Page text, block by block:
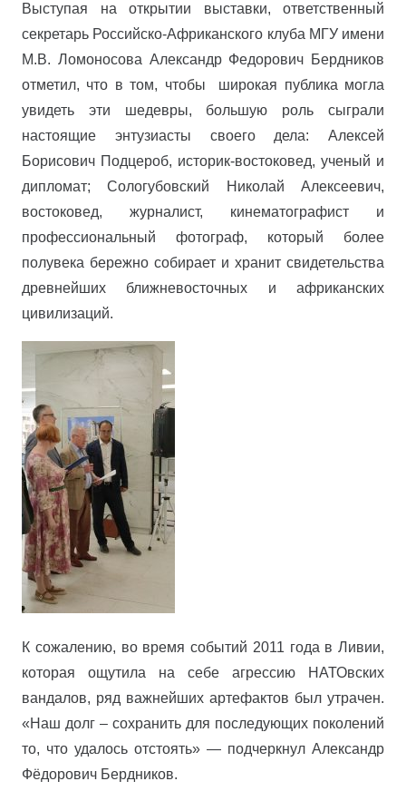
Выступая на открытии выставки, ответственный
секретарь Российско-Африканского клуба МГУ имени
М.В. Ломоносова Александр Федорович Бердников
отметил, что в том, чтобы широкая публика могла
увидеть эти шедевры, большую роль сыграли
настоящие энтузиасты своего дела: Алексей
Борисович Подцероб, историк-востоковед, ученый и
дипломат; Сологубовский Николай Алексеевич,
востоковед, журналист, кинематографист и
профессиональный фотограф, который более
полувека бережно собирает и хранит свидетельства
древнейших ближневосточных и африканских
цивилизаций.
К сожалению, во время событий 2011 года в Ливии,
которая ощутила на себе агрессию НАТОвских
вандалов, ряд важнейших артефактов был утрачен.
«Наш долг – сохранить для последующих поколений
то, что удалось отстоять» — подчеркнул Александр
Фёдорович Бердников.